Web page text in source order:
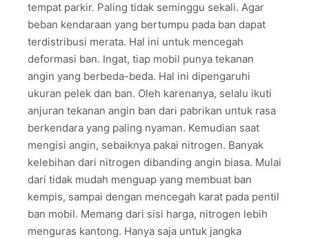
tempat parkir. Paling tidak seminggu sekali. Agar
beban kendaraan yang bertumpu pada ban dapat
terdistribusi merata. Hal ini untuk mencegah
deformasi ban. Ingat, tiap mobil punya tekanan
angin yang berbeda-beda. Hal ini dipengaruhi
ukuran pelek dan ban. Oleh karenanya, selalu ikuti
anjuran tekanan angin ban dari pabrikan untuk rasa
berkendara yang paling nyaman. Kemudian saat
mengisi angin, sebaiknya pakai nitrogen. Banyak
kelebihan dari nitrogen dibanding angin biasa. Mulai
dari tidak mudah menguap yang membuat ban
kempis, sampai dengan mencegah karat pada pentil
ban mobil. Memang dari sisi harga, nitrogen lebih
menguras kantong. Hanya saja untuk jangka